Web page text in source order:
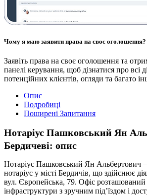
Чому я маю заявити права на своє оголошення?
Заявіть права на своє оголошення та
панелі керування, щоб дізнатися про всі
потенційних клієнтів, огляди та багато
Опис
Подробиці
Поширені Запитання
Нотаріус Пашковський Ян
Бердичеві: опис
Нотаріус Пашковський Ян Альбертович
нотаріус у місті Бердичів, що здійснює
вул. Європейська, 79. Офіс розташований
інфраструктури з зручним під’їздом і